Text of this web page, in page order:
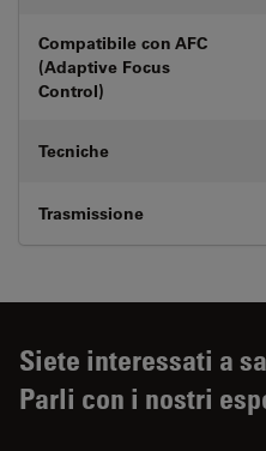
Compatibile con AFC
(Adaptive Focus
Control)
Tecniche
Trasmissione
Siete interessati a
Parli con i nostri